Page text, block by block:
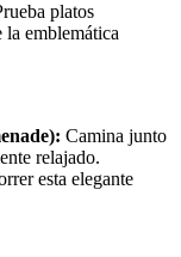
platos
la emblemática
Camina junto
relajado.
esta elegante